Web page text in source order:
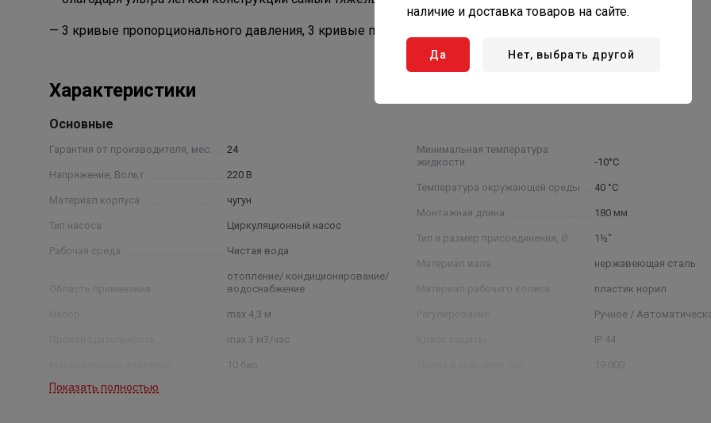
— 3 кривые пропорционального давления, 3 кривые постоянного давления, 3 постоянные скорости.
Характеристики
Основные
Гарантия от производителя, мес. 24
Напряжение, Вольт 220 В
Материал корпуса чугун
Тип насоса Циркуляционный насос
Рабочая среда Чистая вода
Область применения
отопление/ кондиционирование/
водоснабжение
max 4,3 м
max 3 м3/час
10 бар
Мощность
Минимальная температура
жидкости
-10°C
Температура окружающей среды 40 °C
Монтажная длина 180 мм
Тип и размер присоединения, Ø 1½"
Материал вала нержавеющая сталь
Материал рабочего колеса пластик норил
Ручное /
IP 44
19.000
Показать полностью
наличие и доставка товаров на сайте.
Да Нет, выбрать другой